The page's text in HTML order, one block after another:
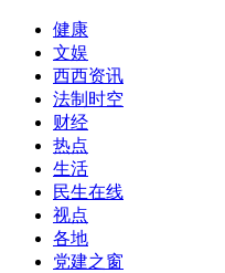
健康
文娱
西西资讯
法制时空
财经
热点
生活
民生在线
视点
各地
党建之窗